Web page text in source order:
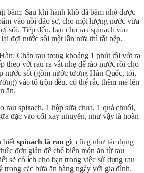
băm: Sau khi hành khô đã băm nhỏ được
vào nồi đảo sơ, cho một lượng nước vừa
sôi. Tiếp đến, bạn cho rau spinach vào
đợi nước sôi một lần nữa thì tắt bếp.
Chần rau trong khoảng 1 phút rồi vớt ra
theo vớt rau ra vắt nhẹ để ráo nước rồi cho
nước sốt (gồm nước tương Hàn Quốc, tỏi,
vào tô trộn đều, có thể rắc thêm mè lên
ăn.
rau spinach, 1 hộp sữa chua, 1 quả chuối,
đặc vào cối xay nhuyễn, như vậy là hoàn
biết spinach là rau gì, cũng như tác dụng
đơn giản để chế biến món ăn từ rau
sẽ có ích cho bạn trong việc sử dụng rau
trong các bữa ăn hàng ngày với gia đình.